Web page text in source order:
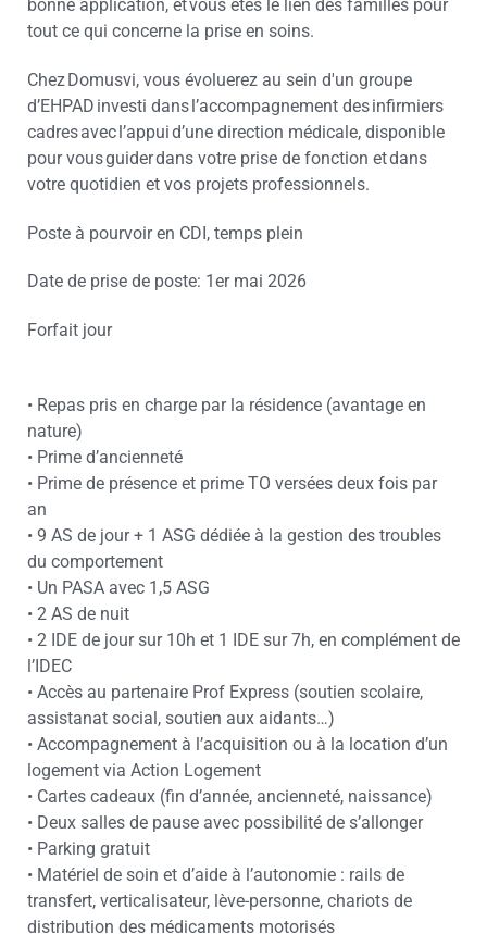
bonne application, et vous êtes le lien des familles pour
tout ce qui concerne la prise en soins.
Chez Domusvi, vous évoluerez au sein d'un groupe
d’EHPAD investi dans l’accompagnement des infirmiers
cadres avec l’appui d’une direction médicale, disponible
pour vous guider dans votre prise de fonction et dans
votre quotidien et vos projets professionnels.
Poste à pourvoir en CDI, temps plein
Date de prise de poste: 1er mai 2026
Forfait jour
• Repas pris en charge par la résidence (avantage en
nature)
• Prime d’ancienneté
• Prime de présence et prime TO versées deux fois par
an
• 9 AS de jour + 1 ASG dédiée à la gestion des troubles
du comportement
• Un PASA avec 1,5 ASG
• 2 AS de nuit
• 2 IDE de jour sur 10h et 1 IDE sur 7h, en complément de
l’IDEC
• Accès au partenaire Prof Express (soutien scolaire,
assistanat social, soutien aux aidants…)
• Accompagnement à l’acquisition ou à la location d’un
logement via Action Logement
• Cartes cadeaux (fin d’année, ancienneté, naissance)
• Deux salles de pause avec possibilité de s’allonger
• Parking gratuit
• Matériel de soin et d’aide à l’autonomie : rails de
transfert, verticalisateur, lève-personne, chariots de
distribution des médicaments motorisés